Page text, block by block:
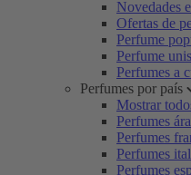
Novedades
Ofertas de
Perfume
Perfume
Perfumes a
Perfumes por país
Mostrar
Perfumes
Perfumes
Perfumes
Perfumes